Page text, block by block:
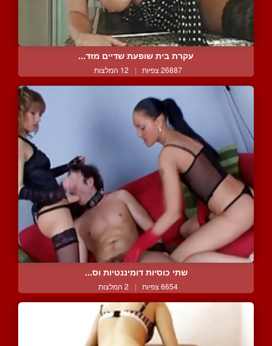
עקרת בית שופעת שדיים מזד...
26887 צפיות | 12 המלצות
שתי כוסיות דומיננטיות וס...
6654 צפיות | 2 המלצות